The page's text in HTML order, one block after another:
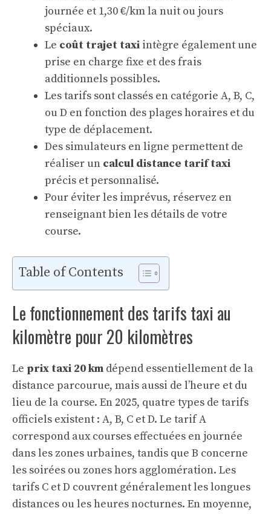
journée et 1,30 €/km la nuit ou jours
spéciaux.
Le coût trajet taxi intègre également une
prise en charge fixe et des frais
additionnels possibles.
Les tarifs sont classés en catégorie A, B, C,
ou D en fonction des plages horaires et du
type de déplacement.
Des simulateurs en ligne permettent de
réaliser un calcul distance tarif taxi
précis et personnalisé.
Pour éviter les imprévus, réservez en
renseignant bien les détails de votre
course.
Table of Contents
Le fonctionnement des tarifs taxi au
kilomètre pour 20 kilomètres
Le prix taxi 20 km dépend essentiellement de la
distance parcourue, mais aussi de l’heure et du
lieu de la course. En 2025, quatre types de tarifs
officiels existent : A, B, C et D. Le tarif A
correspond aux courses effectuées en journée
dans les zones urbaines, tandis que B concerne
les soirées ou zones hors agglomération. Les
tarifs C et D couvrent généralement les longues
distances ou les heures nocturnes. En moyenne,